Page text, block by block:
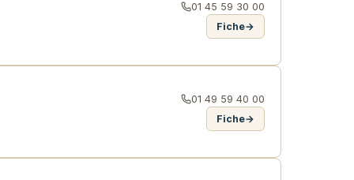
01 45 59 30 00
Fiche→
01 49 59 40 00
Fiche→